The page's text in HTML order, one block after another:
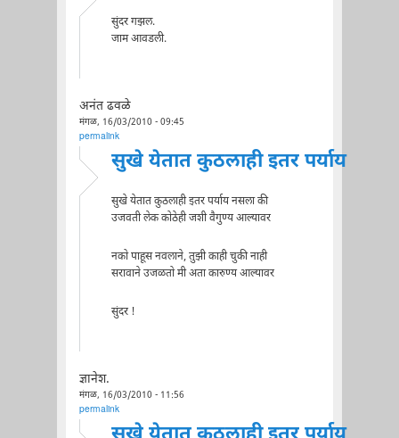
सुंदर गझल.
जाम आवडली.
अनंत ढवळे
मंगळ, 16/03/2010 - 09:45
permalink
सुखे येतात कुठलाही इतर पर्याय
सुखे येतात कुठलाही इतर पर्याय नसला की
उजवती लेक कोठेही जशी वैगुण्य आल्यावर
नको पाहूस नवलाने, तुझी काही चुकी नाही
सरावाने उजळतो मी अता कारुण्य आल्यावर
सुंदर !
ज्ञानेश.
मंगळ, 16/03/2010 - 11:56
permalink